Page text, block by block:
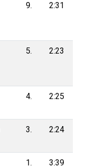
9. 2:31
5. 2:23
4. 2:25
3. 2:24
1. 3:39